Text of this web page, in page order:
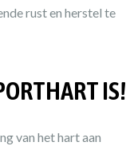
rust en herstel te
IS!
van het hart aan